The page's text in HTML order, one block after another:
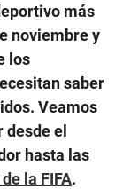
más
noviembre y
los
saber
Veamos
desde el
hasta las
la FIFA.